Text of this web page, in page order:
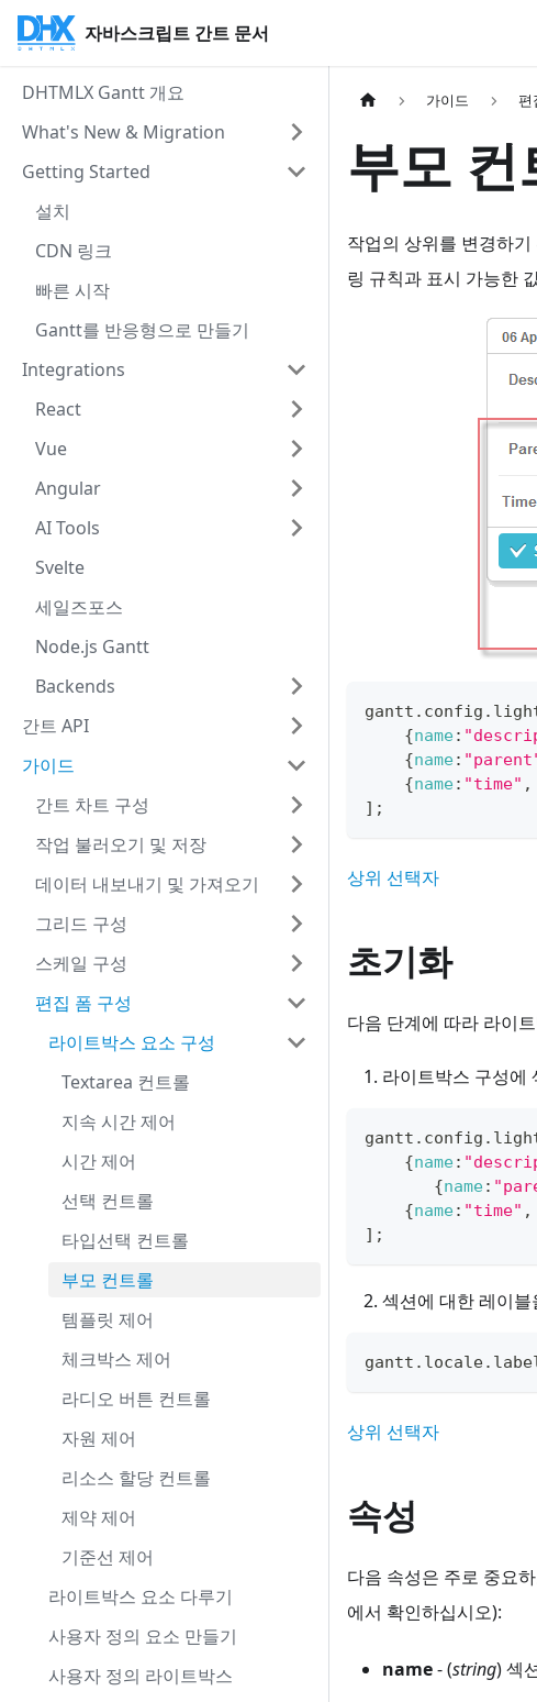
자바스크립트 간트 문서
DHTMLX Gantt 개요
What's New & Migration
Getting Started
설치
CDN 링크
빠른 시작
Gantt를 반응형으로 만들기
Integrations
React
Vue
Angular
AI Tools
Svelte
세일즈포스
Node.js Gantt
Backends
간트 API
가이드
간트 차트 구성
작업 불러오기 및 저장
데이터 내보내기 및 가져오기
그리드 구성
스케일 구성
편집 폼 구성
라이트박스 요소 구성
Textarea 컨트롤
지속 시간 제어
시간 제어
선택 컨트롤
타입선택 컨트롤
부모 컨트롤
템플릿 제어
체크박스 제어
라디오 버튼 컨트롤
자원 제어
리소스 할당 컨트롤
제약 제어
기준선 제어
라이트박스 요소 다루기
사용자 정의 요소 만들기
사용자 정의 라이트박스
가이드 편
부모 컨
작업의 상위를 변경하
링 규칙과 표시 가능한
gantt . config .
{name:
{name:
{name: "time" ,
] ;
상위 선택자
초기화
다음 단계에 따라 라이
라이트박스 구성에
gantt . config .
{name:
{name:
{name: "time" ,
] ;
섹션에 대한 레이
gantt . locale.
상위 선택자
속성
다음 속성은 주로 중요
에서 확인하십시오):
name- (string) 섹